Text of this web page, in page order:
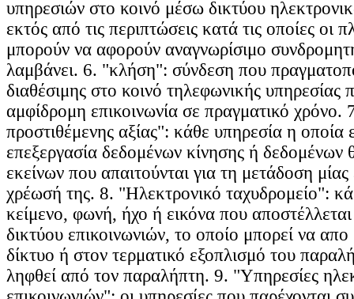
υπηρεσιών στο κοινό μέσω δικτύου
εκτός από τις περιπτώσεις κατά τις οποίες οι
μπορούν να αφορούν αναγνωρίσιμο
λαμβάνει. 6. "κλήση": σύνδεση που
διαθέσιμης στο κοινό τηλεφωνικής υπηρεσίας
αμφίδρομη επικοινωνία σε πραγματικό
προστιθέμενης αξίας": κάθε υπηρεσία η οποία
επεξεργασία δεδομένων κίνησης ή δεδομένων
εκείνων που απαιτούνται για τη μετάδοση μίας
χρέωσή της. 8. "Ηλεκτρονικό ταχυδρομείο":
κείμενο, φωνή, ήχο ή εικόνα που
δικτύου επικοινωνιών, το οποίο μπορεί να απο
δίκτυο ή στον τερματικό εξοπλισμό του
ληφθεί από τον παραλήπτη. 9. "Υπηρεσίες